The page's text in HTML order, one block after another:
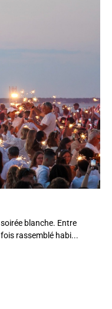
blanche. Entre
rassemblé habi...